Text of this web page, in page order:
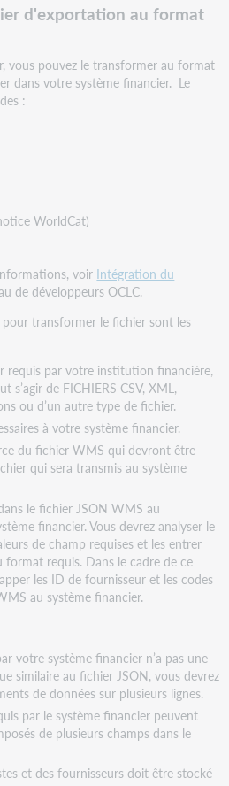
d'exportation au format
vous pouvez le transformer au format
dans votre système financier. Le
:
WorldCat)
voir Intégration du
de développeurs OCLC.
pour transformer le fichier sont les
requis par votre institution financière,
s’agir de FICHIERS CSV, XML,
ou d’un autre type de fichier.
à votre système financier.
du fichier WMS qui devront être
qui sera transmis au système
le fichier JSON WMS au
financier. Vous devrez analyser le
de champ requises et les entrer
requis. Dans le cadre de ce
les ID de fournisseur et les codes
au système financier.
votre système financier n’a pas une
similaire au fichier JSON, vous devrez
de données sur plusieurs lignes.
par le système financier peuvent
de plusieurs champs dans le
et des fournisseurs doit être stocké